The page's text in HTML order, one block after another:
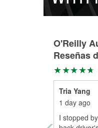
O'Reilly
Reseñas
Tria Yang
1 day ago
I stopped